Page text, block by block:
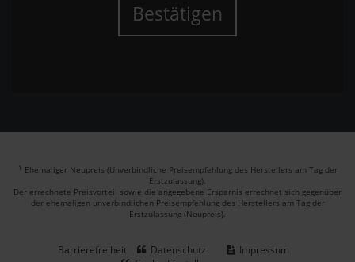
Bestätigen
1 Ehemaliger Neupreis (Unverbindliche Preisempfehlung des Herstellers am Tag der
Erstzulassung).
Der errechnete Preisvorteil sowie die angegebene Ersparnis errechnet sich gegenüber
der ehemaligen unverbindlichen Preisempfehlung des Herstellers am Tag der
Erstzulassung (Neupreis).
Barrierefreiheit Datenschutz
Impressum